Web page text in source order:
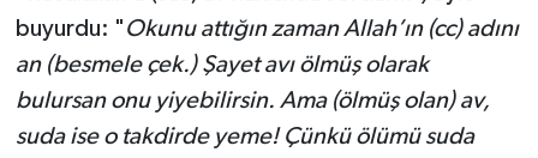
buyurdu: " Okunu attığın zaman Allah’ın (cc) adını
an (besmele çek.) Şayet avı ölmüş olarak
bulursan onu yiyebilirsin. Ama (ölmüş olan) av,
suda ise o takdirde yeme! Çünkü ölümü suda